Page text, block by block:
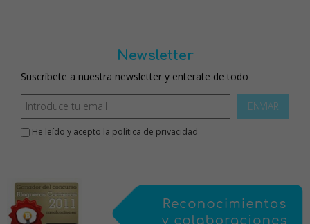
Newsletter
Suscríbete a nuestra newsletter y enterate de todo
ENVIAR
He leído y acepto la política de privacidad